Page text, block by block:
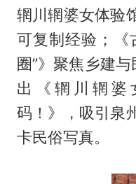
辋川辋婆女体验
可复制经验；《
圈”》聚焦乡建
出《辋川辋婆
码！》，吸引泉
卡民俗写真。